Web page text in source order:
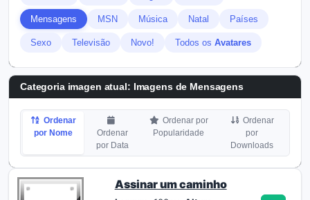
Mensagens MSN Música Natal Países
Sexo Televisão Novo! Todos os Avatares
Categoria imagen atual: Imagens de Mensagens
Ordenar
por Nome
Ordenar
por Data
Ordenar por
Popularidade
Ordenar
por
Downloads
Assinar um caminho